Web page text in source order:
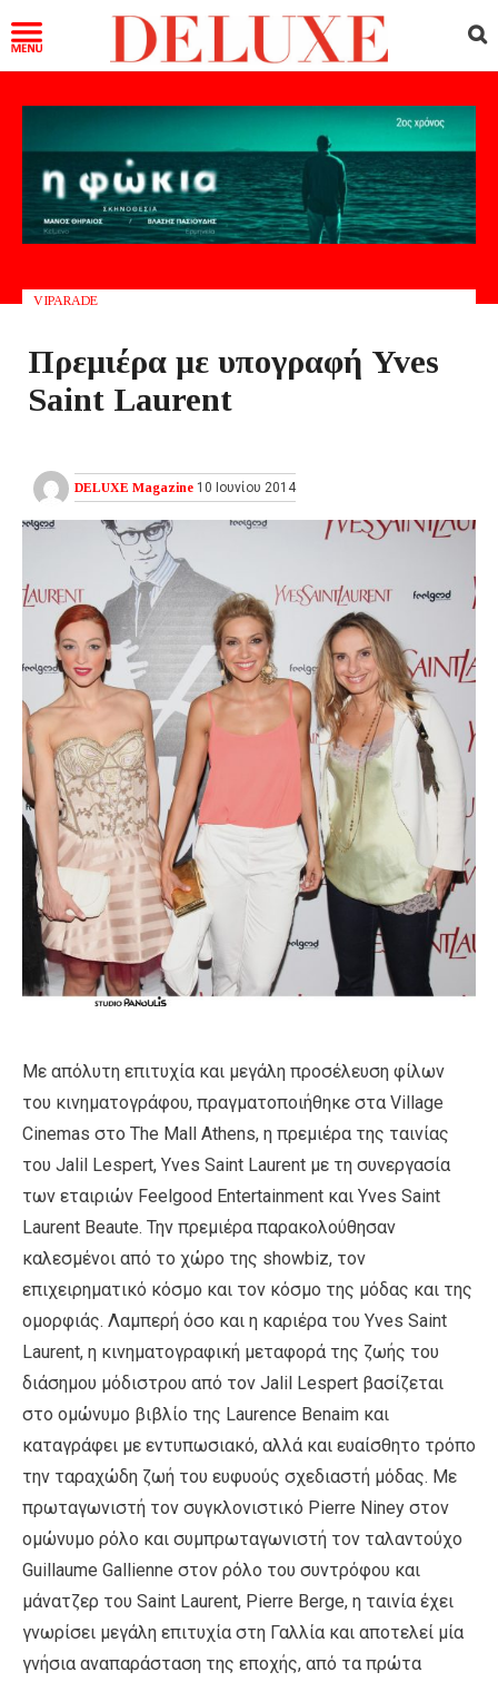
VIPARADE
Πρεμιέρα με υπογραφή Yves
Saint Laurent
DELUXE Magazine 10 Ιουνίου 2014
Με απόλυτη επιτυχία και μεγάλη προσέλευση φίλων
του κινηματογράφου, πραγματοποιήθηκε στα Village
Cinemas στο The Mall Athens, η πρεμιέρα της ταινίας
του Jalil Lespert, Yves Saint Laurent με τη συνεργασία
των εταιριών Feelgood Entertainment και Yves Saint
Laurent Beaute. Την πρεμιέρα παρακολούθησαν
καλεσμένοι από το χώρο της showbiz, τον
επιχειρηματικό κόσμο και τον κόσμο της μόδας και της
ομορφιάς. Λαμπερή όσο και η καριέρα του Yves Saint
Laurent, η κινηματογραφική μεταφορά της ζωής του
διάσημου μόδιστρου από τον Jalil Lespert βασίζεται
στο ομώνυμο βιβλίο της Laurence Benaim και
καταγράφει με εντυπωσιακό, αλλά και ευαίσθητο τρόπο
την ταραχώδη ζωή του ευφυούς σχεδιαστή μόδας. Με
πρωταγωνιστή τον συγκλονιστικό Pierre Niney στον
ομώνυμο ρόλο και συμπρωταγωνιστή τον ταλαντούχο
Guillaume Gallienne στον ρόλο του συντρόφου και
μάνατζερ του Saint Laurent, Pierre Berge, η ταινία έχει
γνωρίσει μεγάλη επιτυχία στη Γαλλία και αποτελεί μία
γνήσια αναπαράσταση της εποχής, από τα πρώτα